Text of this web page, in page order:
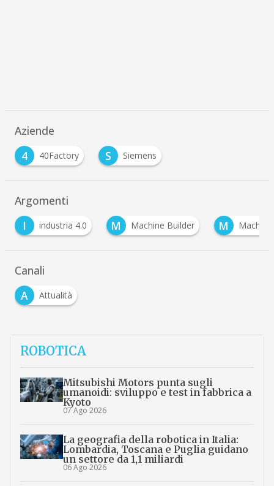
Aziende
4
40Factory S Siemens
Argomenti
industria 4.0 M Machine Builder M
Machinery
Canali
A
Attualità
ROBOTICA
Mitsubishi Motors punta sugli
umanoidi: sviluppo e test in fabbrica a
Kyoto
07 Ago 2026
La geografia della robotica in Italia:
Lombardia, Toscana e Puglia guidano
un settore da 1,1 miliardi
06 Ago 2026